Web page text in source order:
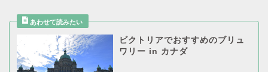
ビクトリアでおすすめのブリュ
ワリー in カナダ